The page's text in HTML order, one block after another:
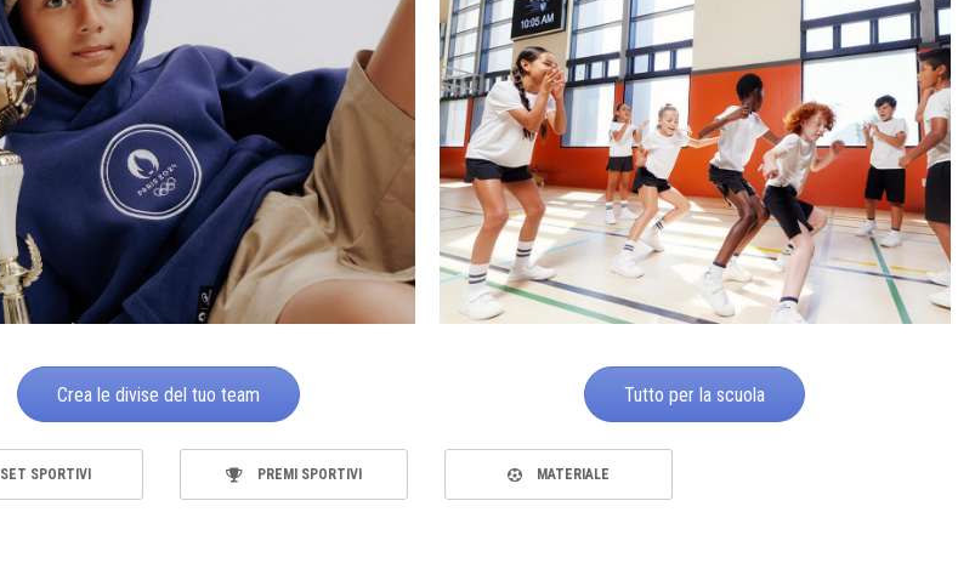
Crea le divise del tuo team Tutto per la scuola
SET SPORTIVI PREMI SPORTIVI MATERIALE